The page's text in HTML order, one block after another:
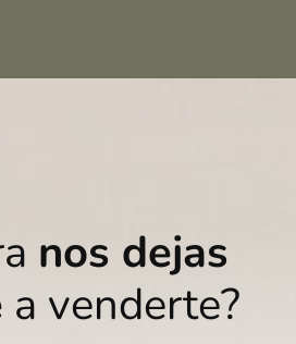
nos dejas
a venderte?